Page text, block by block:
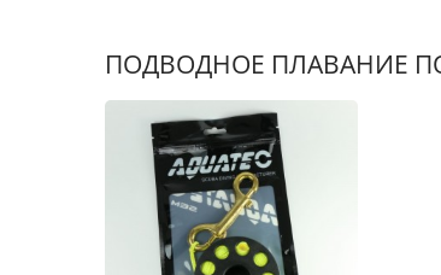
ПОДВОДНОЕ ПЛАВАНИЕ
Система Увлажнения
Фильтра Воздуха Серии
Guardian